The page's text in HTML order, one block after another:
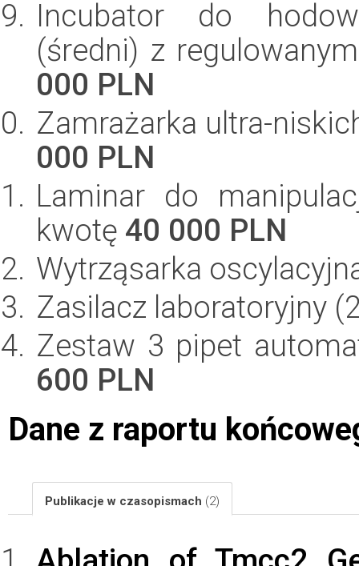
Incubator do
(średni) z
000 PLN
Zamrażarka ultra-
000 PLN
Laminar do
kwotę 40 000 PLN
Wytrząsarka
Zasilacz laboratoryjny
Zestaw 3 pipet
600 PLN
Dane z raportu
Publikacje w czasopismach (2)